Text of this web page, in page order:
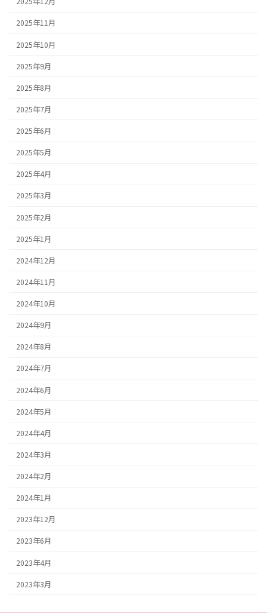
2025年11月
2025年10月
2025年9月
2025年8月
2025年7月
2025年6月
2025年5月
2025年4月
2025年3月
2025年2月
2025年1月
2024年12月
2024年11月
2024年10月
2024年9月
2024年8月
2024年7月
2024年6月
2024年5月
2024年4月
2024年3月
2024年2月
2024年1月
2023年12月
2023年6月
2023年4月
2023年3月